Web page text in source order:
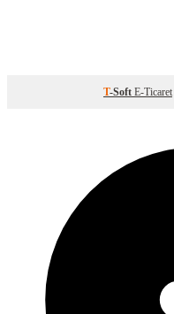
T-Soft E-Ticaret